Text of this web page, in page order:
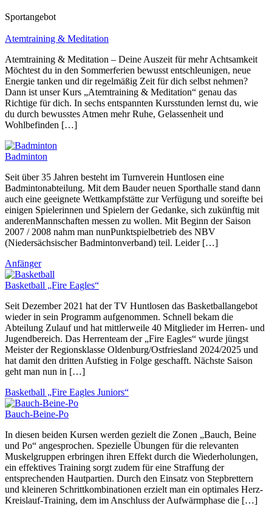
Sportangebot
Atemtraining & Meditation
Atemtraining & Meditation – Deine Auszeit für mehr Achtsamkeit
Möchtest du in den Sommerferien bewusst entschleunigen, neue
Energie tanken und dir regelmäßig Zeit für dich selbst nehmen?
Dann ist unser Kurs „Atemtraining & Meditation“ genau das
Richtige für dich. In sechs entspannten Kursstunden lernst du, wie
du durch bewusstes Atmen mehr Ruhe, Gelassenheit und
Wohlbefinden […]
Badminton
Seit über 35 Jahren besteht im Turnverein Huntlosen eine
Badmintonabteilung. Mit dem Bauder neuen Sporthalle stand dann
auch eine geeignete Wettkampfstätte zur Verfügung und soreifte bei
einigen Spielerinnen und Spielern der Gedanke, sich zukünftig mit
anderenMannschaften messen zu wollen. Mit Beginn der Saison
2007 / 2008 nahm man nunPunktspielbetrieb des NBV
(Niedersächsischer Badmintonverband) teil. Leider […]
Anfänger
Basketball „Fire Eagles“
Seit Dezember 2021 hat der TV Huntlosen das Basketballangebot
wieder in sein Programm aufgenommen. Schnell bekam die
Abteilung Zulauf und hat mittlerweile 40 Mitglieder im Herren- und
Jugendbereich. Das Herrenteam der „Fire Eagles“ wurde jüngst
Meister der Regionsklasse Oldenburg/Ostfriesland 2024/2025 und
hat damit den dritten Aufstieg in Folge geschafft. Nächste Saison
geht man nun in […]
Basketball „Fire Eagles Juniors“
Bauch-Beine-Po
In diesen beiden Kursen werden gezielt die Zonen „Bauch, Beine
und Po“ angesprochen. Spezielle Übungen für die relevanten
Muskelgruppen erbringen ihren Effekt durch die Wiederholungen,
ein effektives Training sorgt zudem für eine Straffung der
entsprechenden Hautpartien. Durch den Einsatz von Stepbrettern
und kleineren Schrittkombinationen erzielt man ein optimales Herz-
Kreislauf-Training, dem im Anschluss der Aufwärmphase die […]